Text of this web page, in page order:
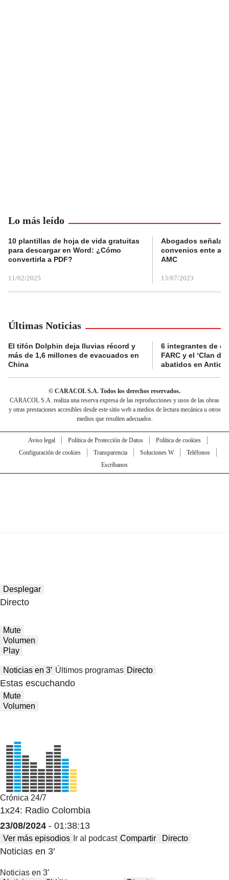
Lo más leído
10 plantillas de hoja de vida gratuitas
para descargar en Word: ¿Cómo
convertirla a PDF?
11/02/2025
Abogados
convenios ente
AMC
13/07/2023
Últimas Noticias
El tifón Dolphin deja lluvias récord y
más de 1,6 millones de evacuados en
China
6 integrantes de
FARC y el ‘Clan
abatidos en
© CARACOL S.A. Todos los derechos reservados.
CARACOL S.A. realiza una reserva expresa de las reproducciones y usos de las obras
y otras prestaciones accesibles desde este sitio web a medios de lectura mecánica u otros
medios que resulten adecuados.
Aviso legal Política de Protección de Datos
Política de cookies
Configuración de cookies
Transparencia Soluciones W
Teléfonos
Escríbanos
Desplegar
Directo
Mute
Volumen
Play
Noticias en 3′ Últimos programas Directo
Estas escuchando
Mute
Volumen
Crónica 24/7
1x24: Radio Colombia
23/08/2024 - 01:38:13
Ver más episodios Ir al podcast Compartir Directo
Noticias en 3′
Noticias en 3′